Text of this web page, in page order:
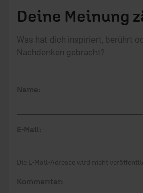
Deine Meinung
Was hat dich inspiriert, berührt
Nachdenken gebracht?
Name:
E-Mail:
Die E-Mail-Adresse wird nicht
Kommentar: